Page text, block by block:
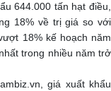
644.000 tấn hạt điều,
18% về trị giá so với
18% kế hoạch năm
trong nhiều năm trở
giá xuất khẩu